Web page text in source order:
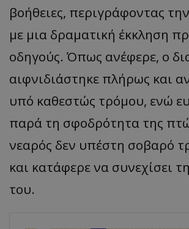
βοήθειες, περιγράφοντας
με μια δραματική έκκληση
οδηγούς. Όπως ανέφερε, ο
αιφνιδιάστηκε πλήρως και
υπό καθεστώς τρόμου, ενώ
παρά τη σφοδρότητα της
νεαρός δεν υπέστη σοβαρό
και κατάφερε να συνεχίσει
του.